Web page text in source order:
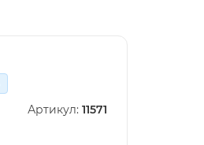
Артикул: 11571